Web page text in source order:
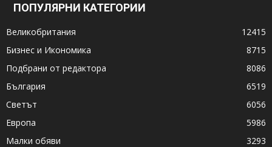
ПОПУЛЯРНИ КАТЕГОРИИ
Великобритания
12415
Бизнес и Икономика
8715
Подбрани от редактора
8086
България
6519
Светът
6056
Европа
5986
Малки обяви
3293